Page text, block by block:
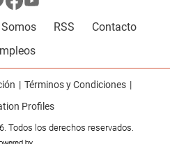
RSS
Contacto
Términos y Condiciones
Profiles
Todos los derechos reservados.